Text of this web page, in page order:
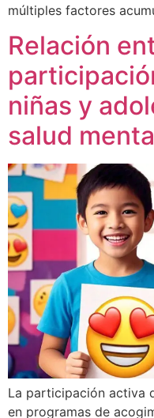
múltiples factores
Relación
niñas y
salud
La participación activa
en programas de